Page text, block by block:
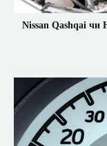
Nissan Qashqai чи